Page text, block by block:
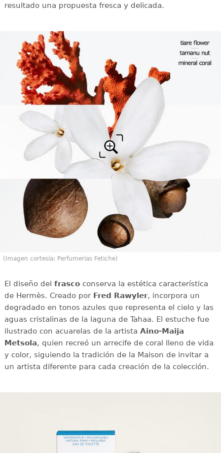
resultado una propuesta fresca y delicada.
(Imagen cortesía: Perfumerías Fetiche)
El diseño del frascoconserva la estética característica
de Hermès. Creado por Fred Rawyler, incorpora un
degradado en tonos azules que representa el cielo y las
aguas cristalinas de la laguna de Tahaa. El estuche fue
ilustrado con acuarelas de la artista Aino-Maija
Metsola, quien recreó un arrecife de coral lleno de vida
y color, siguiendo la tradición de la Maison de invitar a
un artista diferente para cada creación de la colección.